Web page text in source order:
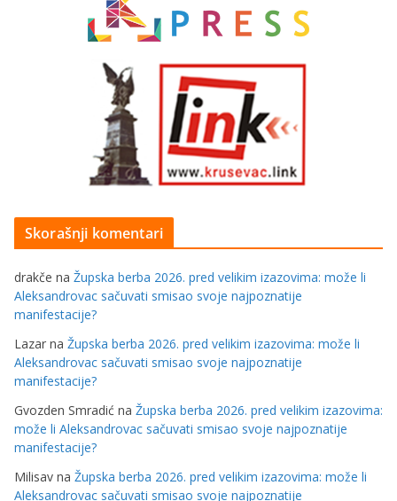
Skorašnji komentari
drakče na Župska berba 2026. pred velikim izazovima: može li
Aleksandrovac sačuvati smisao svoje najpoznatije
manifestacije?
Lazar na Župska berba 2026. pred velikim izazovima: može li
Aleksandrovac sačuvati smisao svoje najpoznatije
manifestacije?
Gvozden Smradić na Župska berba 2026. pred velikim izazovima:
može li Aleksandrovac sačuvati smisao svoje najpoznatije
manifestacije?
Milisav na Župska berba 2026. pred velikim izazovima: može li
Aleksandrovac sačuvati smisao svoje najpoznatije